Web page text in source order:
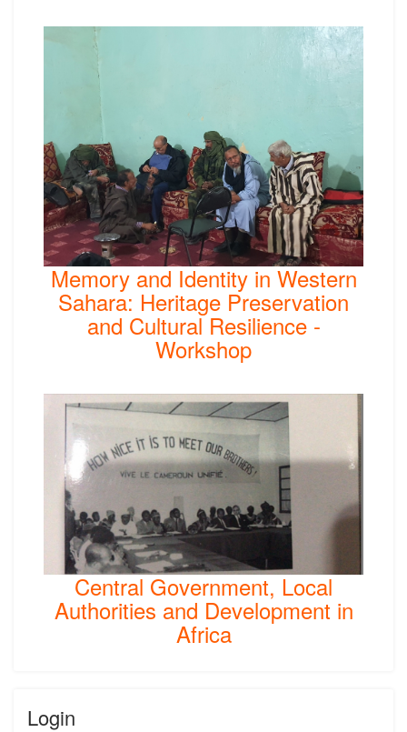
Memory and Identity in Western
Sahara: Heritage Preservation
and Cultural Resilience -
Workshop
Central Government, Local
Authorities and Development in
Africa
Login